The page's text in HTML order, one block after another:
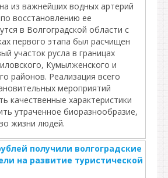
из важнейших водных артерий
восстановлению ее
в Волгоградской области с
первого этапа был расчищен
участок русла в границах
Кумылженского и
районов. Реализация всего
мероприятий
качественные характеристики
утраченное биоразнообразие,
жизни людей.
получили волгоградские
на развитие туристической